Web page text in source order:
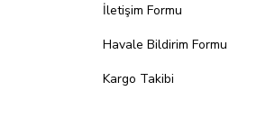
İletişim Formu
Havale Bildirim Formu
Kargo Takibi